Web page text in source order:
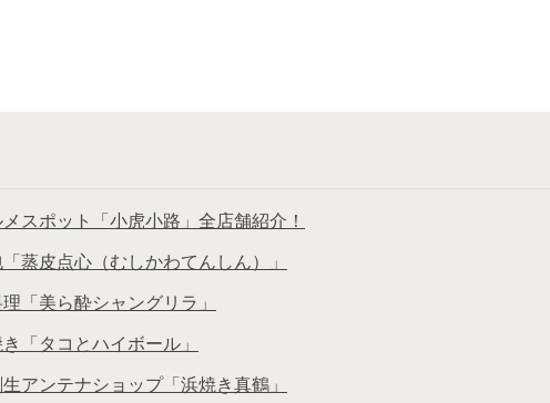
スポット「小虎小路」全店舗紹介！
蒸皮点心（むしかわてんしん）」
「美ら酔シャングリラ」
「タコとハイボール」
アンテナショップ「浜焼き真鶴」